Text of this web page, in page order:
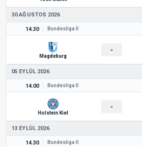
30 AĞUSTOS 2026
14.30 Bundesliga II
Magdeburg
-
05 EYLÜL 2026
14.00 Bundesliga II
Holstein Kiel
-
13 EYLÜL 2026
14.30 Bundesliga II